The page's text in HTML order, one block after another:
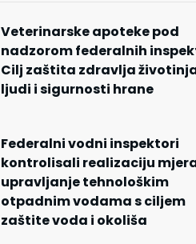
Veterinarske apoteke pod
nadzorom federalnih
Cilj zaštita zdravlja
ljudi i sigurnosti hrane
Federalni vodni inspektori
kontrolisali realizaciju
upravljanje tehnološkim
otpadnim vodama s ciljem
zaštite voda i okoliša